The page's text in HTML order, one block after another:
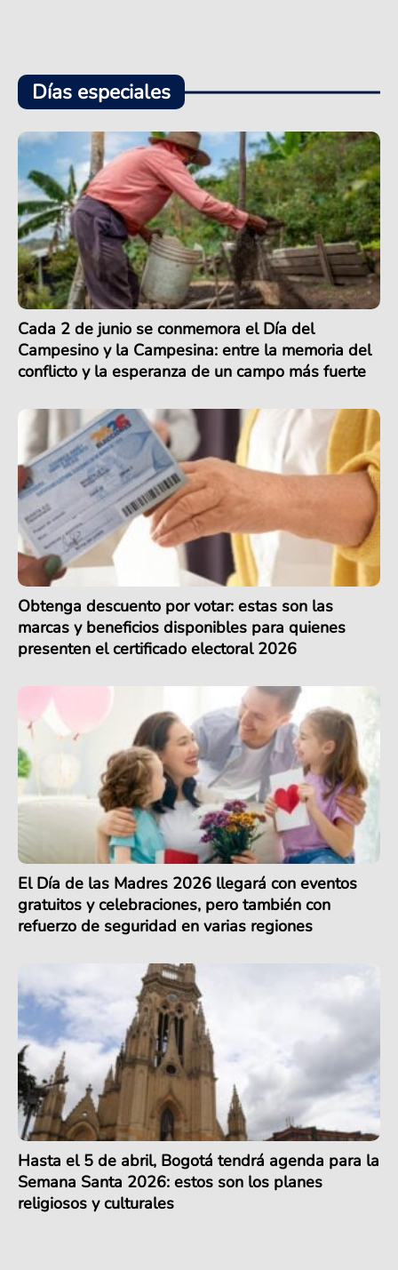
Días especiales
Cada 2 de junio se conmemora el Día del
Campesino y la Campesina: entre la memoria del
conflicto y la esperanza de un campo más fuerte
Obtenga descuento por votar: estas son las
marcas y beneficios disponibles para quienes
presenten el certificado electoral 2026
El Día de las Madres 2026 llegará con eventos
gratuitos y celebraciones, pero también con
refuerzo de seguridad en varias regiones
Hasta el 5 de abril, Bogotá tendrá agenda para la
Semana Santa 2026: estos son los planes
religiosos y culturales